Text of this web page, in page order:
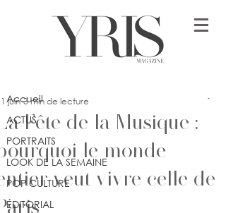
Accueil
ACTUS
PORTRAITS
LOOK DE LA SEMAINE
POP CULTURE
ÉDITORIAL
Fête de la Musique :
le monde
veut vivre celle de
juin 3 min de lecture